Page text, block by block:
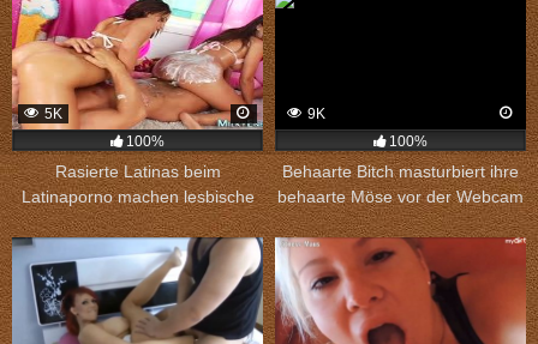
5K
100%
Rasierte Latinas beim
Latinaporno machen lesbische
Spiele
9K
100%
Behaarte Bitch masturbiert ihre
behaarte Möse vor der Webcam